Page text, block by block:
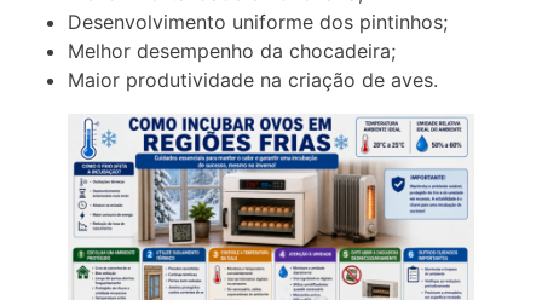
Desenvolvimento uniforme dos pintinhos;
Melhor desempenho da chocadeira;
Maior produtividade na criação de aves.